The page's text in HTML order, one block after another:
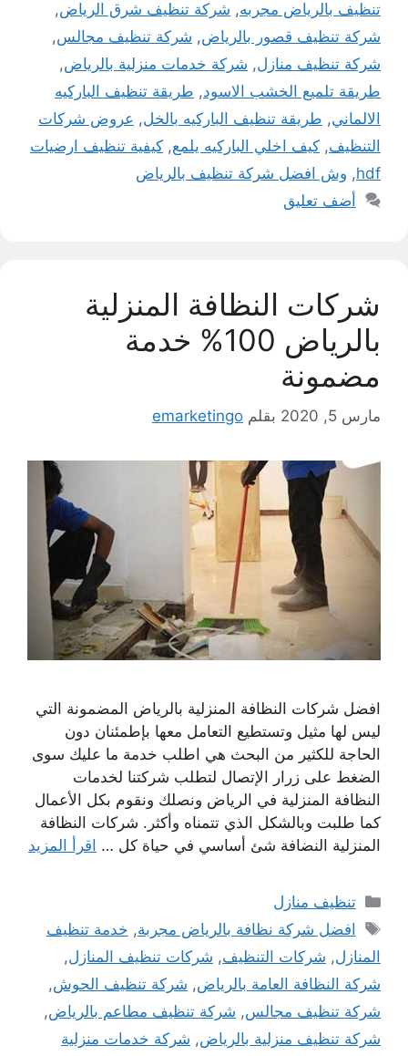
تنظيف بالرياض مجربه, شركة تنظيف شرق الرياض,
شركة تنظيف قصور بالرياض, شركة تنظيف مجالس,
شركة تنظيف منازل, شركة خدمات منزلية بالرياض,
طريقة تلميع الخشب الاسود, طريقة تنظيف الباركيه
الالماني, طريقة تنظيف الباركيه بالخل, عروض شركات
التنظيف, كيف اخلي الباركيه يلمع, كيفية تنظيف ارضيات
hdf
, وش افضل شركة تنظيف بالرياض
أضف تعليق
شركات النظافة المنزلية
بالرياض 100% خدمة
مضمونة
مارس 5, 2020 بقلم emarketingo
افضل شركات النظافة المنزلية بالرياض المضمونة التي
ليس لها مثيل وتستطيع التعامل معها بإطمئنان دون
الحاجة للكثير من البحث هي اطلب خدمة ما عليك سوى
الضغط على زرار الإتصال لتطلب شركتنا لخدمات
النظافة المنزلية في الرياض ونصلك ونقوم بكل الأعمال
كما طلبت وبالشكل الذي تتمناه وأكثر. شركات النظافة
المنزلية النضافة شئ أساسي في حياة كل … اقرأ المزيد
التصنيفات
تنظيف منازل
الوسوم
افضل شركة نظافة بالرياض مجربة, خدمة تنظيف
المنازل, شركات التنظيف, شركات تنظيف المنازل,
شركة النظافة العامة بالرياض, شركة تنظيف الحوش,
شركة تنظيف مجالس, شركة تنظيف مطاعم بالرياض,
شركة تنظيف منزلية بالرياض, شركة خدمات منزلية